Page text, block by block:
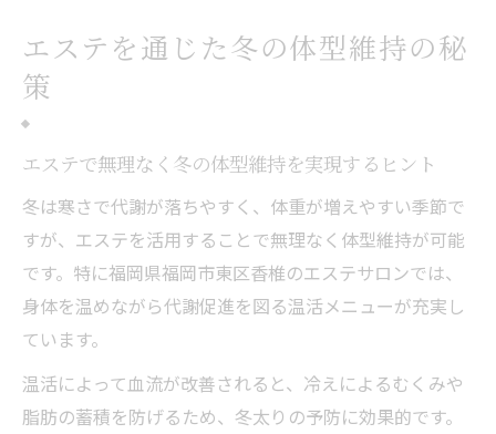
エステを通じた冬の体型維持の秘
策
エステで無理なく冬の体型維持を実現するヒント
冬は寒さで代謝が落ちやすく、体重が増えやすい季節で
すが、エステを活用することで無理なく体型維持が可能
です。特に福岡県福岡市東区香椎のエステサロンでは、
身体を温めながら代謝促進を図る温活メニューが充実し
ています。
温活によって血流が改善されると、冷えによるむくみや
脂肪の蓄積を防げるため、冬太りの予防に効果的です。